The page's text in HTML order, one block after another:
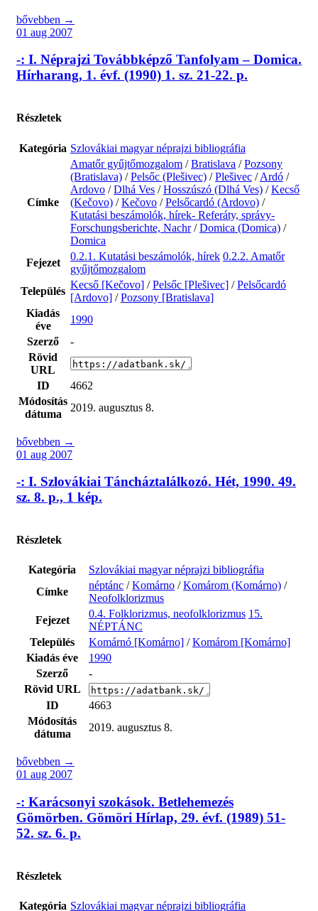
bővebben →
01 aug 2007
-: I. Néprajzi Továbbképző Tanfolyam – Domica.
Hírharang, 1. évf. (1990) 1. sz. 21-22. p.
Részletek
Kategória Szlovákiai magyar néprajzi bibliográfia
Címke
Amatőr gyűjtőmozgalom /Bratislava /Pozsony
(Bratislava) /Pelsőc (Plešivec) /Plešivec /Ardó /
Ardovo /Dlhá Ves /Hosszúszó (Dlhá Ves) /Kecső
(Kečovo) /Kečovo /Pelsőcardó (Ardovo) /
Kutatási beszámolók, hírek- Referáty, správy-
Forschungsberichte, Nachr/Domica (Domica) /
Domica
Fejezet
0.2.1. Kutatási beszámolók, hírek 0.2.2. Amatőr
gyűjtőmozgalom
Település
Kecső [Kečovo] /Pelsőc [Plešivec] /Pelsőcardó
[Ardovo] /Pozsony [Bratislava]
Kiadás
éve
1990
Szerző
-
Rövid
URL
ID
4662
Módosítás
dátuma
2019. augusztus 8.
bővebben →
01 aug 2007
-: I. Szlovákiai Táncháztalálkozó. Hét, 1990. 49.
sz. 8. p., 1 kép.
Részletek
Kategória
Szlovákiai magyar néprajzi bibliográfia
Címke
néptánc /Komárno /Komárom (Komárno) /
Neofolklorizmus
Fejezet
0.4. Folklorizmus, neofolklorizmus 15.
NÉPTÁNC
Település
Komárnó [Komárno] /Komárom [Komárno]
Kiadás éve
1990
Szerző
-
Rövid URL
ID
4663
Módosítás
dátuma
2019. augusztus 8.
bővebben →
01 aug 2007
-: Karácsonyi szokások. Betlehemezés
Gömörben. Gömöri Hírlap, 29. évf. (1989) 51-
52. sz. 6. p.
Részletek
Kategória Szlovákiai magyar néprajzi bibliográfia